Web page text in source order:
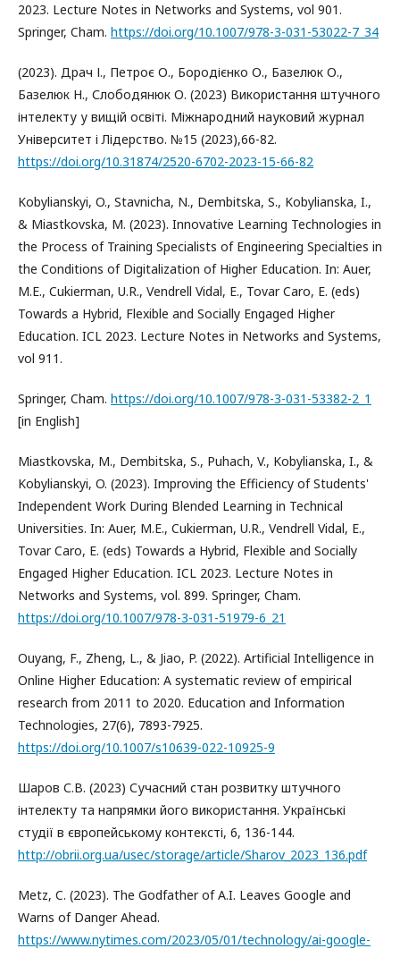
2023. Lecture Notes in Networks and Systems, vol 901.
Springer, Cham. https://doi.org/10.1007/978-3-031-53022-7_34
(2023). Драч І., Петроє О., Бородієнко О., Базелюк О.,
Базелюк Н., Слободянюк О. (2023) Використання штучного
інтелекту у вищій освіті. Міжнародний науковий журнал
Університет і Лідерство. №15 (2023),66-82.
https://doi.org/10.31874/2520-6702-2023-15-66-82
Kobylianskyi, O., Stavnicha, N., Dembitska, S., Kobylianska, I.,
& Miastkovska, M. (2023). Innovative Learning Technologies in
the Process of Training Specialists of Engineering Specialties in
the Conditions of Digitalization of Higher Education. In: Auer,
M.E., Cukierman, U.R., Vendrell Vidal, E., Tovar Caro, E. (eds)
Towards a Hybrid, Flexible and Socially Engaged Higher
Education. ICL 2023. Lecture Notes in Networks and Systems,
vol 911.
Springer, Cham. https://doi.org/10.1007/978-3-031-53382-2_1
[in English]
Miastkovska, M., Dembitska, S., Puhach, V., Kobylianska, I., &
Kobylianskyi, O. (2023). Improving the Efficiency of Students'
Independent Work During Blended Learning in Technical
Universities. In: Auer, M.E., Cukierman, U.R., Vendrell Vidal, E.,
Tovar Caro, E. (eds) Towards a Hybrid, Flexible and Socially
Engaged Higher Education. ICL 2023. Lecture Notes in
Networks and Systems, vol. 899. Springer, Cham.
https://doi.org/10.1007/978-3-031-51979-6_21
Ouyang, F., Zheng, L., & Jiao, P. (2022). Artificial Intelligence in
Online Higher Education: A systematic review of empirical
research from 2011 to 2020. Education and Information
Technologies, 27(6), 7893-7925.
https://doi.org/10.1007/s10639-022-10925-9
Шаров С.В. (2023) Сучасний стан розвитку штучного
інтелекту та напрямки його використання. Українські
студії в європейському контексті, 6, 136-144.
http://obrii.org.ua/usec/storage/article/Sharov_2023_136.pdf
Metz, C. (2023). The Godfather of A.I. Leaves Google and
Warns of Danger Ahead.
https://www.nytimes.com/2023/05/01/technology/ai-google-